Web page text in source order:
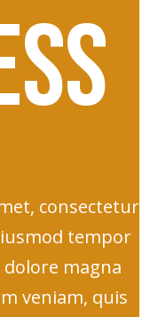
consectetur
tempor
magna
veniam, quis